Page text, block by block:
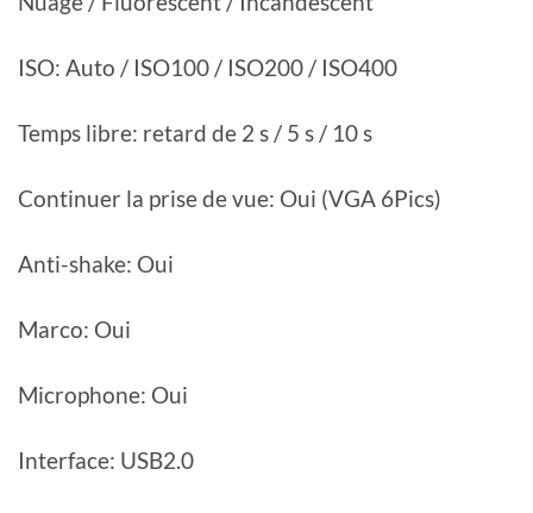
ISO: Auto / ISO100 / ISO200 / ISO400
Temps libre: retard de 2 s / 5 s / 10 s
Continuer la prise de vue: Oui (VGA 6Pics)
Anti-shake: Oui
Marco: Oui
Microphone: Oui
Interface: USB2.0